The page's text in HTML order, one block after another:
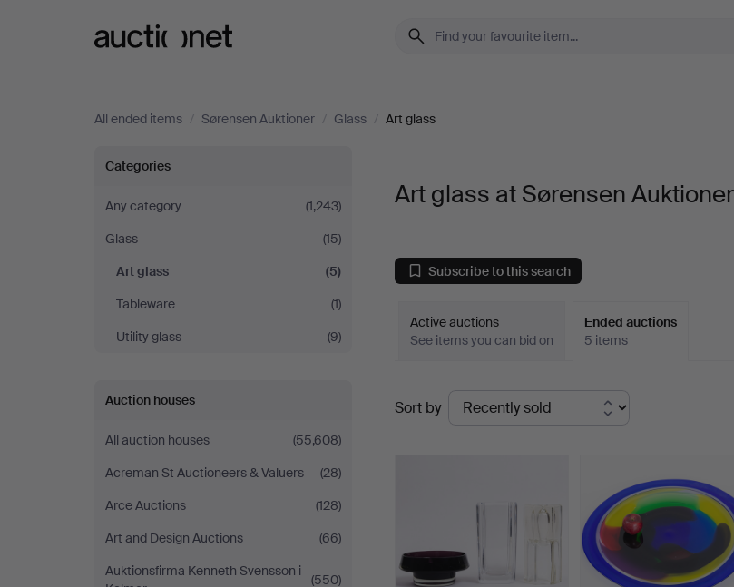
All ended items / Sørensen Auktioner / Glass / Art glass
Art
glass
at
Sørensen
Auktioner
Categories
Any category
(1,243)
Glass
(15)
Art glass
(5)
Tableware
(1)
Utility glass
(9)
Auction houses
All auction houses
(55,608)
Acreman St Auctioneers & Valuers
(28)
Arce Auctions
(128)
Art and Design Auctions
(66)
Auktionsfirma Kenneth Svensson i
(550)
Art glass at Sørensen Auktioner
Subscribe to this search
Active auctions
See items you can bid on
Ended auctions
5 items
Ended
auctions
Sort by